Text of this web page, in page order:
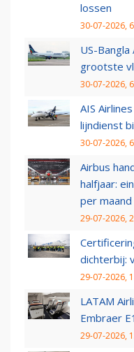
lossen
30-07-2026,
US-
grootste
30-07-2026,
AIS
lijndienst
30-07-2026,
Airbus
halfjaar:
per maand
29-07-2026,
dichterbij:
29-07-2026,
LATAM
Embraer
29-07-2026,